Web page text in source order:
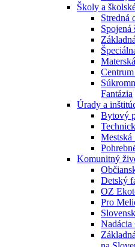
Školy a
Stredná
Fantázia
Úrady a
Bytový
Komunitný
Detský
OZ
Pro
Nadácia